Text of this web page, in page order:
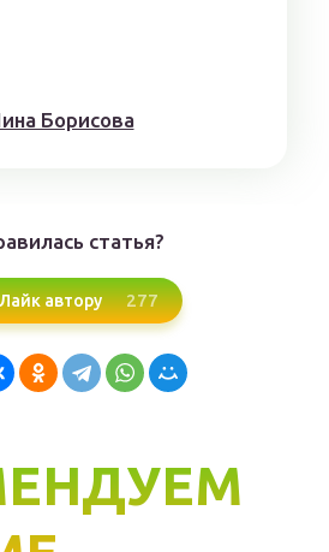
Борисoвa
статья?
Лайк автору 277